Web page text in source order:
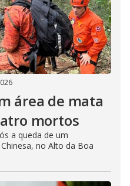
área de mata
mortos
a queda de um
no Alto da Boa